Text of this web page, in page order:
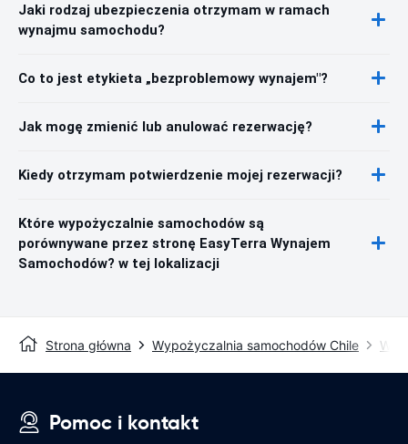
Jaki rodzaj ubezpieczenia otrzymam w ramach
wynajmu samochodu?
Co to jest etykieta „bezproblemowy wynajem"?
Jak mogę zmienić lub anulować rezerwację?
Kiedy otrzymam potwierdzenie mojej rezerwacji?
Które wypożyczalnie samochodów są
porównywane przez stronę EasyTerra Wynajem
Samochodów? w tej lokalizacji
Strona główna Wypożyczalnia samochodów Chile
Pomoc i kontakt